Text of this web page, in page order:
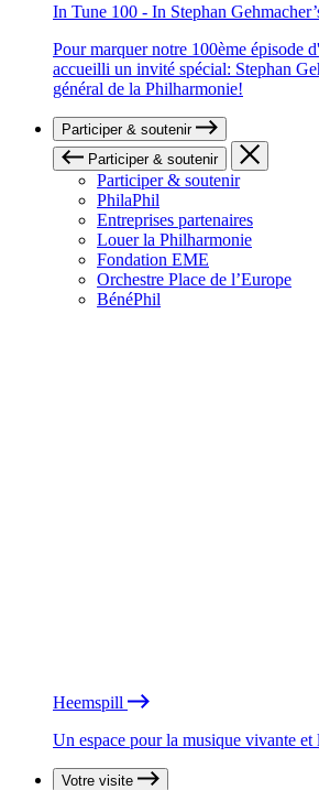
In Tune 100 - In Stephan
Pour marquer notre 100ème épisode
accueilli un invité spécial: Stephan
général de la Philharmonie!
Participer & soutenir
Participer & soutenir
Participer & soutenir
PhilaPhil
Entreprises partenaires
Louer la Philharmonie
Fondation EME
Orchestre Place de l’Europe
BénéPhil
Heemspill
Un espace pour la musique vivante et
Votre visite